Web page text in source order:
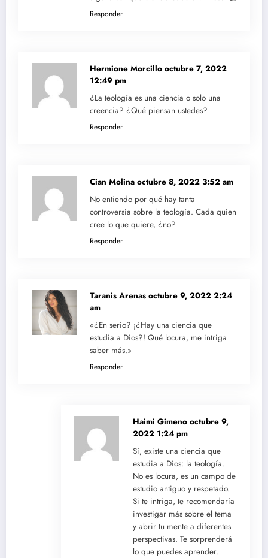
Responder
Hermione Morcillo octubre 7, 2022
12:49 pm
¿La teología es una ciencia o solo una
creencia? ¿Qué piensan ustedes?
Responder
Cian Molina octubre 8, 2022 3:52 am
No entiendo por qué hay tanta
controversia sobre la teología. Cada quien
cree lo que quiere, ¿no?
Responder
Taranis Arenas octubre 9, 2022 2:24
am
«¿En serio? ¡¿Hay una ciencia que
estudia a Dios?! Qué locura, me intriga
saber más.»
Responder
Haimi Gimeno octubre 9,
2022 1:24 pm
Sí, existe una ciencia que
estudia a Dios: la teología.
No es locura, es un campo de
estudio antiguo y respetado.
Si te intriga, te recomendaría
investigar más sobre el tema
y abrir tu mente a diferentes
perspectivas. Te sorprenderá
lo que puedes aprender.